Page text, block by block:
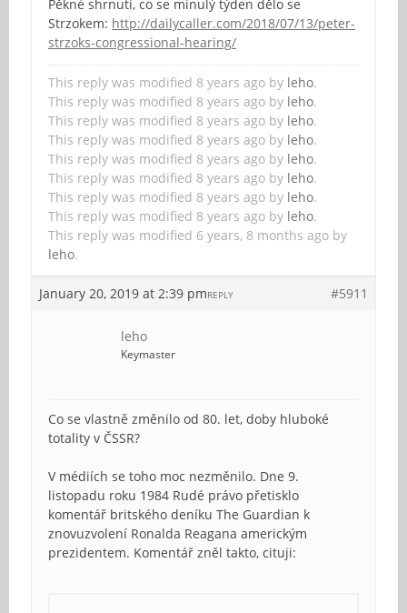
Pěkné shrnutí, co se minulý týden dělo se
Strzokem: http://dailycaller.com/2018/07/13/peter-
strzoks-congressional-hearing/
This reply was modified 8 years ago by leho.
This reply was modified 8 years ago by leho.
This reply was modified 8 years ago by leho.
This reply was modified 8 years ago by leho.
This reply was modified 8 years ago by leho.
This reply was modified 8 years ago by leho.
This reply was modified 8 years ago by leho.
This reply was modified 8 years ago by leho.
This reply was modified 6 years, 8 months ago by
leho.
January 20, 2019 at 2:39 pm #5911
REPLY
leho
Keymaster
Co se vlastně změnilo od 80. let, doby hluboké
totality v ČSSR?
V médiích se toho moc nezměnilo. Dne 9.
listopadu roku 1984 Rudé právo přetisklo
komentář britského deníku The Guardian k
znovuzvolení Ronalda Reagana americkým
prezidentem. Komentář zněl takto, cituji: